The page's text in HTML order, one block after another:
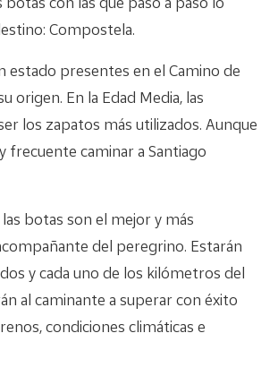
Compostela.
estado presentes en el Camino de
origen. En la Edad Media, las
los zapatos más utilizados. Aunque
frecuente caminar a Santiago
botas son el mejor y más
del peregrino. Estarán
y cada uno de los kilómetros del
al caminante a superar con éxito
condiciones climáticas e